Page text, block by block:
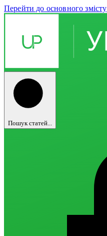
Перейти до основного змісту
Пошук статей...